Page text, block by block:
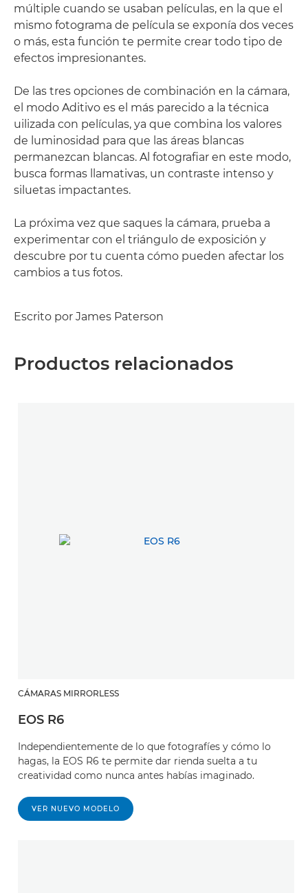
múltiple cuando se usaban películas, en la que el
mismo fotograma de película se exponía dos veces
o más, esta función te permite crear todo tipo de
efectos impresionantes.
De las tres opciones de combinación en la cámara,
el modo Aditivo es el más parecido a la técnica
uilizada con películas, ya que combina los valores
de luminosidad para que las áreas blancas
permanezcan blancas. Al fotografiar en este modo,
busca formas llamativas, un contraste intenso y
siluetas impactantes.
La próxima vez que saques la cámara, prueba a
experimentar con el triángulo de exposición y
descubre por tu cuenta cómo pueden afectar los
cambios a tus fotos.
Escrito por James Paterson
Productos relacionados
CÁMARAS MIRRORLESS
EOS R6
Independientemente de lo que fotografíes y cómo lo
hagas, la EOS R6 te permite dar rienda suelta a tu
creatividad como nunca antes habías imaginado.
VER NUEVO MODELO